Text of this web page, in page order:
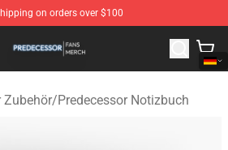
on orders over $100
- Official Predecessor Merchandise
Zubehör/Predecessor Notizbuch